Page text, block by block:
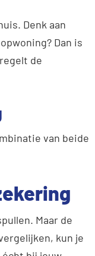
Denk aan
Dan is
de
van beide
Maar de
kun je